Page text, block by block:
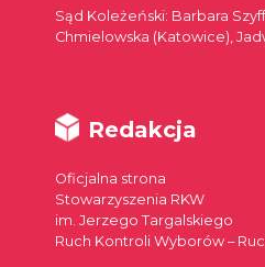
Sąd Koleżeński: Barbara
Chmielowska (Katowice),
Redakcja
Oficjalna strona
Stowarzyszenia RKW
im. Jerzego Targalskiego
Ruch Kontroli Wyborów –